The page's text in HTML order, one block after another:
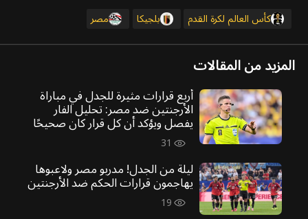
كأس العالم لكرة القدم بلجيكا مصر
المزيد من المقالات
أربع قرارات مثيرة للجدل في مباراة
الأرجنتين ضد مصر: تحليل الفار
يفصل ويؤكد أن كل قرار كان صحيحًا
31
ليلة من الجدل! مدربو مصر ولاعبوها
يهاجمون قرارات الحكم ضد الأرجنتين
19